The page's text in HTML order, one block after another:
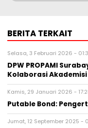
BERITA TERKAIT
Selasa, 3 Februari 2026 -
DPW PROPAMI
Kolaborasi
Kamis, 29 Januari 2026 -
Putable Bond:
Jumat, 12 September 2025 -